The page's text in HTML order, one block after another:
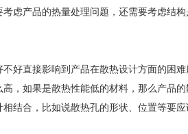
虑产品的热量处理问题，还需要考虑结
好直接影响到产品在散热设计方面的困
，如果是散热性能低的材料，那么产品
结合，比如说散热孔的形状、位置等要